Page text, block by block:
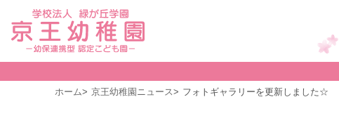
ホーム 京王幼稚園ニュース フォトギャラリーを更新しました☆